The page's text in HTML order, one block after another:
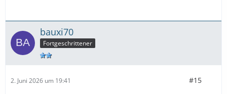
bauxi70
Fortgeschrittener
2. Juni 2026 um 19:41 #15